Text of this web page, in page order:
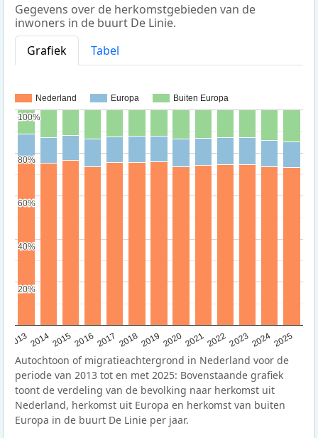
Gegevens over de herkomstgebieden van de
inwoners in de buurt De Linie.
Grafiek
Tabel
Nederland Europa Buiten Europa
20132014201520162017 20182019 202020212022202320242025
20%
20%
40%
40%
60%
60%
80%
80%
100%
100%
Autochtoon of migratieachtergrond in Nederland voor de
periode van 2013 tot en met 2025: Bovenstaande grafiek
toont de verdeling van de bevolking naar herkomst uit
Nederland, herkomst uit Europa en herkomst van buiten
Europa in de buurt De Linie per jaar.